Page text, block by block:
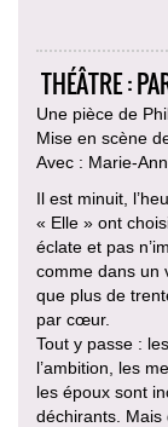
THÉÂTRE :
Une pièce de
Mise en scène
Avec : Marie-
Il est minuit,
« Elle » ont
éclate et pas
comme dans un
que plus de
par cœur.
Tout y passe :
l’ambition, les
les époux sont
déchirants. Mais